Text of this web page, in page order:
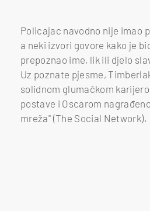
Policajac navodno nije imao
a neki izvori govore kako je
prepoznao ime, lik ili djelo
Uz poznate pjesme,
solidnom glumačkom
postave i Oscarom
mreža'' (The Social Network).